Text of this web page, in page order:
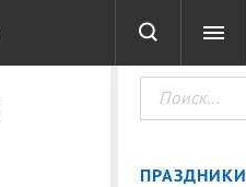
ТЕСТЫ
ПРАЗДНИКИ